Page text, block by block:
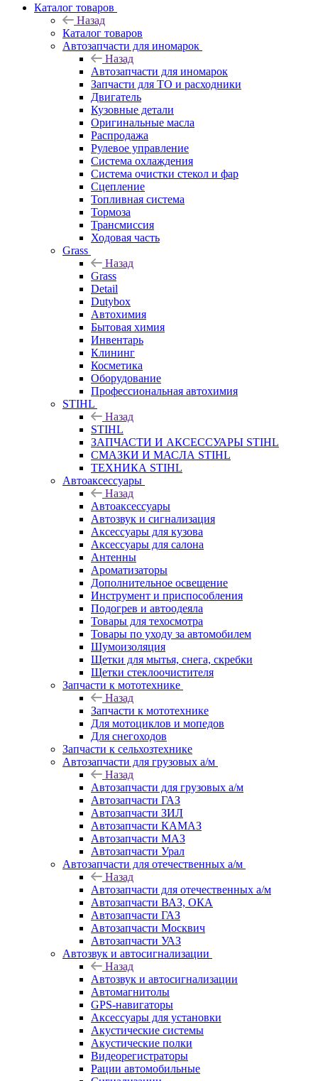
Каталог товаров
Назад
Каталог товаров
Автозапчасти для иномарок
Назад
Автозапчасти для иномарок
Запчасти для ТО и расходники
Двигатель
Кузовные детали
Оригинальные масла
Распродажа
Рулевое управление
Система охлаждения
Система очистки стекол и фар
Сцепление
Топливная система
Тормоза
Трансмиссия
Ходовая часть
Grass
Назад
Grass
Detail
Dutybox
Автохимия
Бытовая химия
Инвентарь
Клининг
Косметика
Оборудование
Профессиональная автохимия
STIHL
Назад
STIHL
ЗАПЧАСТИ И АКСЕССУАРЫ STIHL
СМАЗКИ И МАСЛА STIHL
ТЕХНИКА STIHL
Автоаксессуары
Назад
Автоаксессуары
Автозвук и сигнализация
Аксессуары для кузова
Аксессуары для салона
Антенны
Ароматизаторы
Дополнительное освещение
Инструмент и приспособления
Подогрев и автоодеяла
Товары для техосмотра
Товары по уходу за автомобилем
Шумоизоляция
Щетки для мытья, снега, скребки
Щетки стеклоочистителя
Запчасти к мототехнике
Назад
Запчасти к мототехнике
Для мотоциклов и мопедов
Для снегоходов
Запчасти к сельхозтехнике
Автозапчасти для грузовых а/м
Назад
Автозапчасти для грузовых а/м
Автозапчасти ГАЗ
Автозапчасти ЗИЛ
Автозапчасти КАМАЗ
Автозапчасти МАЗ
Автозапчасти Урал
Автозапчасти для отечественных а/м
Назад
Автозапчасти для отечественных а/м
Автозапчасти ВАЗ, ОКА
Автозапчасти ГАЗ
Автозапчасти Москвич
Автозапчасти УАЗ
Автозвук и автосигнализации
Назад
Автозвук и автосигнализации
Автомагнитолы
GPS-навигаторы
Аксессуары для установки
Акустические системы
Акустические полки
Видеорегистраторы
Рации автомобильные